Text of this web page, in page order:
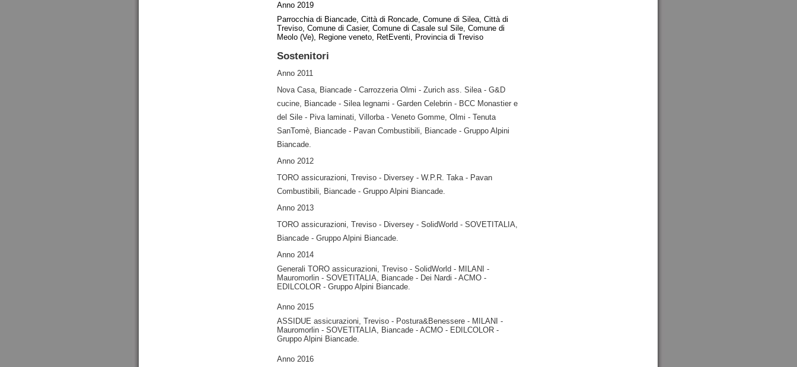
Anno 2019
Parrocchia di Biancade, Città di Roncade, Comune di Silea, Città di
Treviso, Comune di Casier, Comune di Casale sul Sile, Comune di
Meolo (Ve), Regione veneto, RetEventi, Provincia di Treviso
Sostenitori
Anno 2011
Nova Casa, Biancade - Carrozzeria Olmi - Zurich ass. Silea - G&D
cucine, Biancade - Silea legnami - Garden Celebrin - BCC Monastier e
del Sile - Piva laminati, Villorba - Veneto Gomme, Olmi - Tenuta
SanTomè, Biancade - Pavan Combustibili, Biancade - Gruppo Alpini
Biancade.
Anno 2012
TORO assicurazioni, Treviso - Diversey - W.P.R. Taka - Pavan
Combustibili, Biancade - Gruppo Alpini Biancade.
Anno 2013
TORO assicurazioni, Treviso - Diversey - SolidWorld - SOVETITALIA,
Biancade - Gruppo Alpini Biancade.
Anno 2014
Generali TORO assicurazioni, Treviso - SolidWorld - MILANI -
Mauromorlin - SOVETITALIA, Biancade - Dei Nardi - ACMO -
EDILCOLOR - Gruppo Alpini Biancade.
Anno 2015
ASSIDUE assicurazioni, Treviso - Postura&Benessere - MILANI -
Mauromorlin - SOVETITALIA, Biancade - ACMO - EDILCOLOR -
Gruppo Alpini Biancade.
Anno 2016